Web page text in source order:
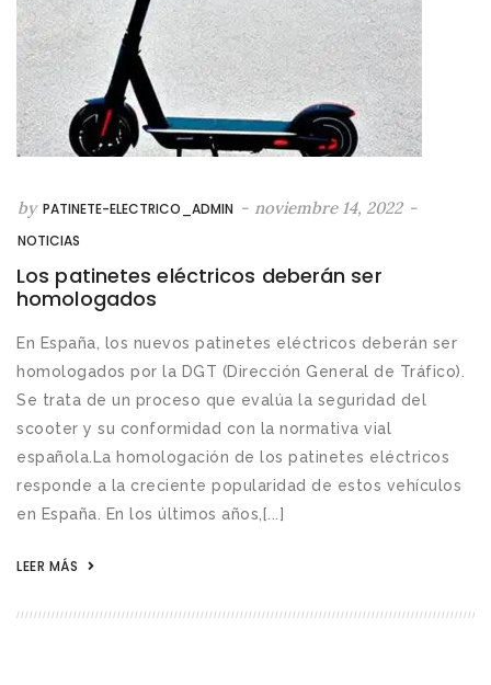
by PATINETE-ELECTRICO_ADMIN - noviembre 14, 2022 -
NOTICIAS
Los patinetes eléctricos deberán ser
homologados
En España, los nuevos patinetes eléctricos deberán ser
homologados por la DGT (Dirección General de Tráfico).
Se trata de un proceso que evalúa la seguridad del
scooter y su conformidad con la normativa vial
española.La homologación de los patinetes eléctricos
responde a la creciente popularidad de estos vehículos
en España. En los últimos años,[...]
LEER MÁS